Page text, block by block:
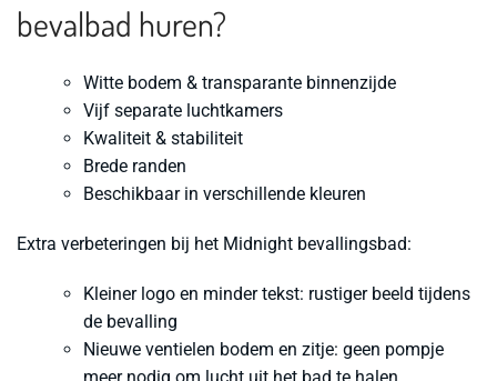
bevalbad huren?
Witte bodem & transparante binnenzijde
Vijf separate luchtkamers
Kwaliteit & stabiliteit
Brede randen
Beschikbaar in verschillende kleuren
Extra verbeteringen bij het Midnight bevallingsbad:
Kleiner logo en minder tekst: rustiger beeld tijdens
de bevalling
Nieuwe ventielen bodem en zitje: geen pompje